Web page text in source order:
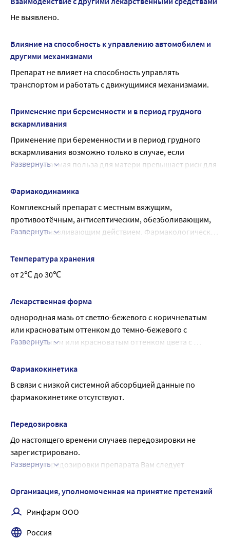
Не выявлено.
Влияние на способность к управлению автомобилем и
другими механизмами
Препарат не влияет на способность управлять
транспортом и работать с движущимися механизмами.
Применение при беременности и в период грудного
вскармливания
Применение при беременности и в период грудного
вскармливания возможно только в случае, если
предполагаемая польза для матери превышает риск для
В случае, если применение препарата необходимо при
беременности и в период грудного вскармливания
необходимо проконсультироваться с врачом.
Развернуть
Фармакодинамика
Комплексный препарат с местным вяжущим,
противоотёчным, антисептическим, обезболивающим,
кровоостанавливающим действием. Фармакологическое
биологически активных веществ, входящих в его состав
(природных и идентичных природным синтетических
компонентов). Эффективен в отношении
кровотечений, а также в отношении трещин и зуда в
области ануса.
Развернуть
Температура хранения
от 2℃ до 30℃
Лекарственная форма
однородная мазь от светло-бежевого с коричневатым
или красноватым оттенком до темно-бежевого с
коричневатым или красноватым оттенком цвета с
Развернуть
Фармакокинетика
В связи с низкой системной абсорбцией данные по
фармакокинетике отсутствуют.
Передозировка
До настоящего времени случаев передозировки не
зарегистрировано.
В случае передозировки препарата Вам следует
Развернуть
Организация, уполномоченная на принятие претензий
Ринфарм ООО
Россия